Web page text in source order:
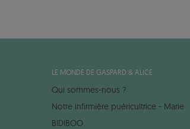
LE MONDE DE GASPARD & ALICE
Qui sommes-nous ?
Notre infirmière puéricultrice - Marie
BIDIBOO